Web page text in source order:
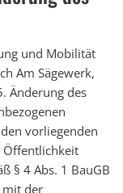
und Mobilität
Am Sägewerk,
Änderung des
vorliegenden
Öffentlichkeit
§ 4 Abs. 1 BauGB
mit der